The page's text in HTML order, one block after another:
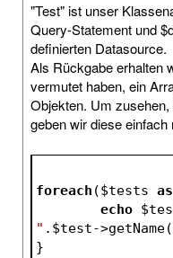
"Test" ist unser
Query-Statement und
definierten Datasource.
Als Rückgabe erhalten
vermutet haben, ein
Objekten. Um
geben wir diese einfach
foreach ($tests as
echo
" . $test-
}